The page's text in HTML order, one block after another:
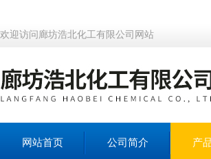
欢迎访问廊坊浩北化工有限公司网站
网站首页 公司简介 产